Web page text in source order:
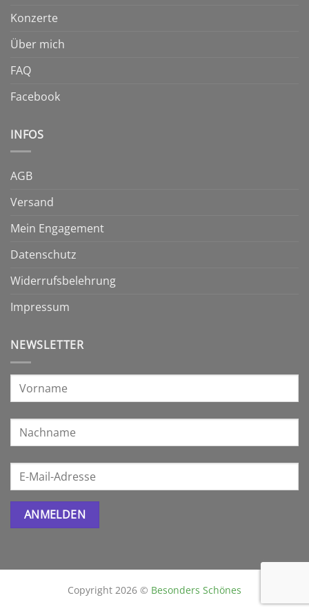
Konzerte
Über mich
FAQ
Facebook
INFOS
AGB
Versand
Mein Engagement
Datenschutz
Widerrufsbelehrung
Impressum
NEWSLETTER
Copyright 2026 © Besonders Schönes